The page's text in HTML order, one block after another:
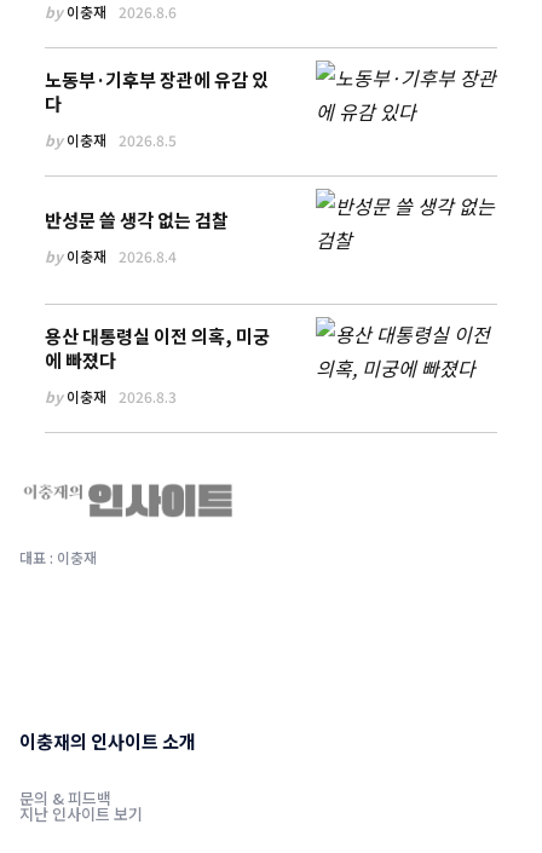
by이충재 2026.8.6
노동부·기후부 장관에 유감 있
다
by이충재 2026.8.5
반성문 쓸 생각 없는 검찰
by이충재 2026.8.4
용산 대통령실 이전 의혹, 미궁
에 빠졌다
by이충재 2026.8.3
대표 : 이충재
이충재의 인사이트 소개
문의 & 피드백
지난 인사이트 보기